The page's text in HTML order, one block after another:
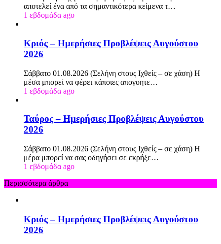
αποτελεί ένα από τα σημαντικότερα κείμενα τ…
1 εβδομάδα ago
Κριός – Ημερήσιες Προβλέψεις Αυγούστου
2026
Σάββατο 01.08.2026 (Σελήνη στους Ιχθείς – σε χάση) Η
μέσα μπορεί να φέρει κάποιες απογοητε…
1 εβδομάδα ago
Ταύρος – Ημερήσιες Προβλέψεις Αυγούστου
2026
Σάββατο 01.08.2026 (Σελήνη στους Ιχθείς – σε χάση) Η
μέρα μπορεί να σας οδηγήσει σε εκρήξε…
1 εβδομάδα ago
Περισσότερα άρθρα
Κριός – Ημερήσιες Προβλέψεις Αυγούστου
2026